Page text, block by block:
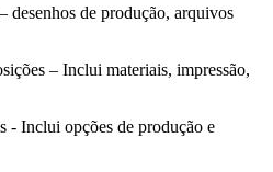
desenhos de produção, arquivos
– Inclui materiais, impressão,
- Inclui opções de produção e